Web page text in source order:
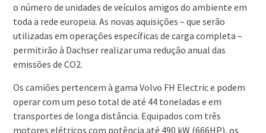
o número de unidades de veículos amigos do ambiente em
toda a rede europeia. As novas aquisições – que serão
utilizadas em operações específicas de carga completa –
permitirão à Dachser realizar uma redução anual das
emissões de CO2.
Os camiões pertencem à gama Volvo FH Electric e podem
operar com um peso total de até 44 toneladas e em
transportes de longa distância. Equipados com três
motores elétricos com potência até 490 kW (666HP), os